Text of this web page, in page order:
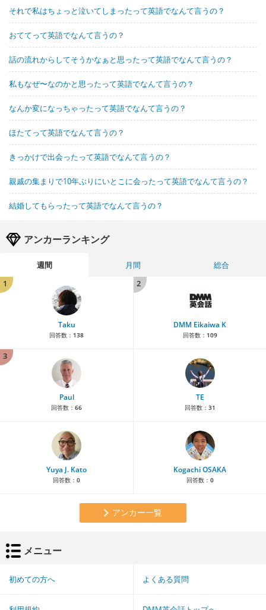
それで私はちょっと泣いてしまったって英語でなんて言うの？
おててって英語でなんて言うの？
話の流れからしてそうかなぁと思ったって英語でなんて言うの？
私もなぜ〜なのかと思ったって英語でなんて言うの？
なんか変になっちゃったって英語でなんて言うの？
ほたてって英語でなんて言うの？
きっかけで出会ったって英語でなんて言うの？
親戚の集まりで10年ぶりにいとこに会ったって英語でなんて言うの？
結婚してもらったって英語でなんて言うの？
アンカーランキング
週間 月間
総合
1
Taku
回答数： 138
2
DMM Eikaiwa K
回答数： 109
3
Paul
回答数： 66
TE
回答数： 31
Yuya J. Kato
回答数： 0
Kogachi OSAKA
回答数： 0
アンカー一覧
メニュー
初めての方へ よくある質問